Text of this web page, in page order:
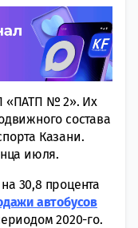
«ПАТП № 2». Их
состава
Казани.
июля.
30,8 процента
автобусов
2020-го.